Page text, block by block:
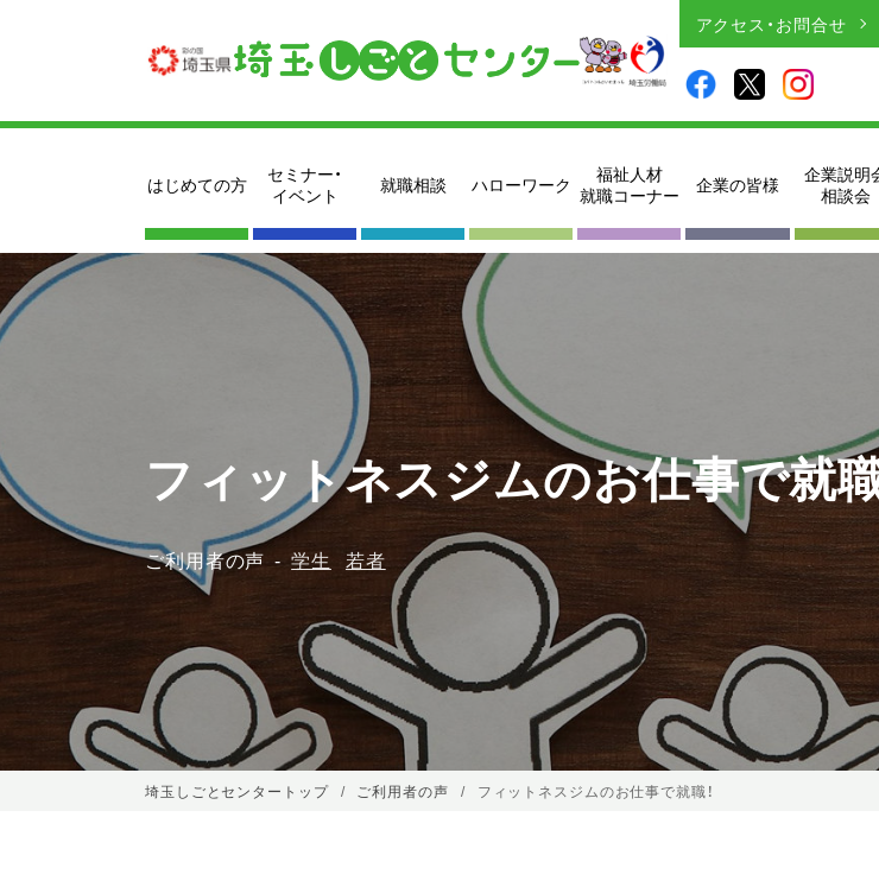
アクセス・お問合せ
はじめての方
セミナー・
イベント
就職相談 ハローワーク
福祉人材
就職コーナー
企業の皆様
企業説明
相談会
フィットネスジムのお仕事で就職
ご利用者の声 学生 若者
埼玉しごとセンタートップ ご利用者の声 フィットネスジムのお仕事で就職！